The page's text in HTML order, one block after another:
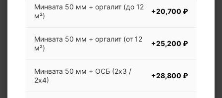
Минвата 50 мм + оргалит (до 12
м²)
+20,700 ₽
Минвата 50 мм + оргалит (от 12
м²)
+25,200 ₽
Минвата 50 мм + ОСБ (2х3 /
2х4)
+28,800 ₽